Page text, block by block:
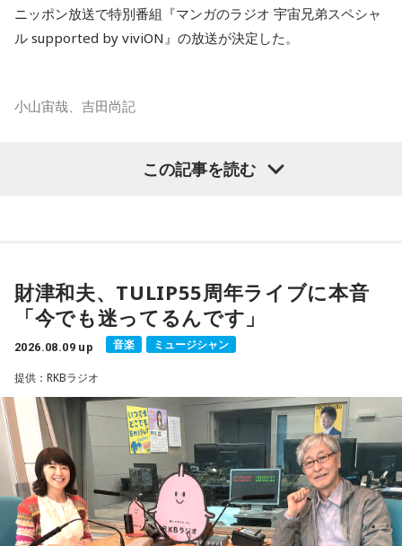
放送で紹介されたStoryの続きをぜひradikoのタイムフリーで
お楽しみください。
られました。
その後、K君のお父さんに連れて行ってもらった清里で見た星
当時はスマホもなく、写真を撮ることもできませんでした。
柏原収史も、友達の家に泊まり、夜更かしをしながら星空を
見るという夏休みならではの体験に触れながら、「記憶に焼
きつく景色」について語りました。
便利になった今だからこそ、ただ景色を眺める時間の大切さ
を感じるエピソードです。
山梨の風景とともに蘇る夏の記憶
『Nostalgic More Story』では、山梨にまつわる風景や、大
切な人との思い出を紹介しています。
ニッポン放送で特別番組『マンガのラジオ 宇宙兄弟スペシャ
ル supported by viviON』の放送が決定した。
小山宙哉、吉田尚記
パーソナリティを務め、漫画にまつわるゲストを迎えるポッ
18年に及ぶ「宇宙兄弟」の連載完結のタイミングでの出演と
なり、「宇宙兄弟」誕生のエピソードや「キャラクターに出
会う」というキャラクター造形について、ストーリーの発想
小山宙哉をゲストに迎える特別番組『マンガのラジオ 宇宙兄
弟スペシャル supported by viviON』は8月16日（日）19時
から放送。放送後には、地上波本編で未公開の音源を含むデ
ィレクターズカット版のポッドキャスト配信も予定してい
る。
この記事を読む
財津和夫、TULIP55周年ライブに本音
「今でも迷ってるんです」
2026.08.09 up 音楽 ミュージシャン
提供：RKBラジオ